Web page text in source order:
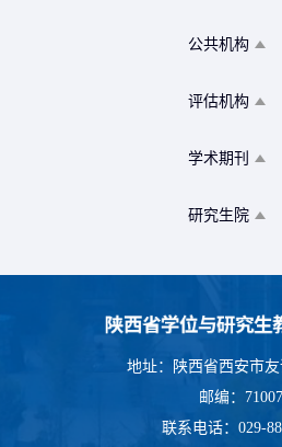
公共机构
评估机构
学术期刊
研究生院
地址：陕西省西安市友
邮编：
联系电话：029-